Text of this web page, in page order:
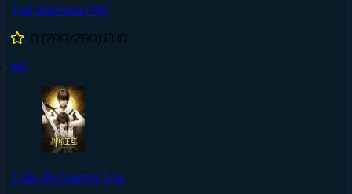
Thế Giới Hoàn Mỹ
0 (280/280) FHD
#8
Thần Ấn Vương Tọa